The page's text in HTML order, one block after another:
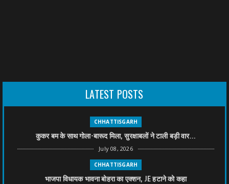
LATEST POSTS
CHHATTISGARH
कुकर बम के साथ गोला-बारूद मिला, सुरक्षाबलों ने टाली बड़ी वार...
July 08, 2026
CHHATTISGARH
भाजपा विधायक भावना बोहरा का एक्शन, JE हटाने को कहा